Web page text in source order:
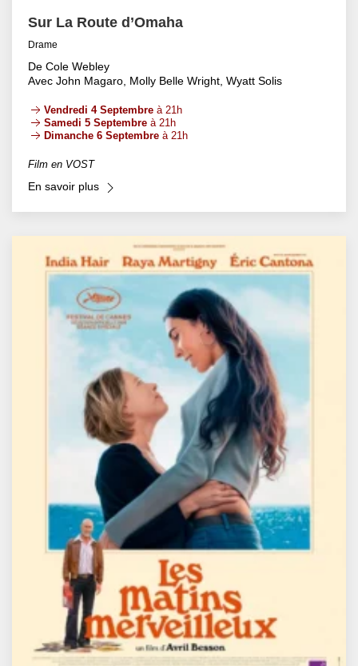
Sur La Route d’Omaha
Drame
De Cole Webley
Avec John Magaro, Molly Belle Wright, Wyatt Solis
Vendredi 4 Septembre à 21h
Samedi 5 Septembre à 21h
Dimanche 6 Septembre à 21h
Film en VOST
En savoir plus